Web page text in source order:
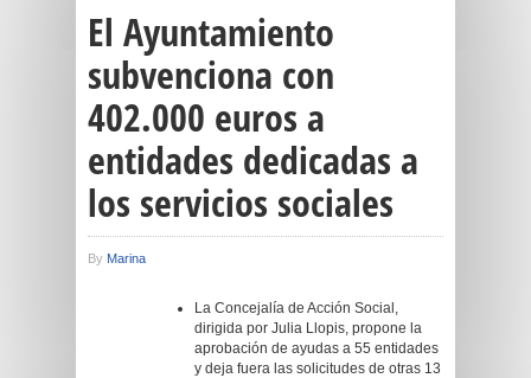
El Ayuntamiento
subvenciona con
402.000 euros a
entidades dedicadas a
los servicios sociales
By Marina
La Concejalía de Acción Social,
dirigida por Julia Llopis, propone la
aprobación de ayudas a 55 entidades
y deja fuera las solicitudes de otras 13